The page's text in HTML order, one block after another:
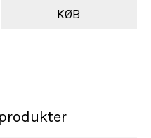
KØB